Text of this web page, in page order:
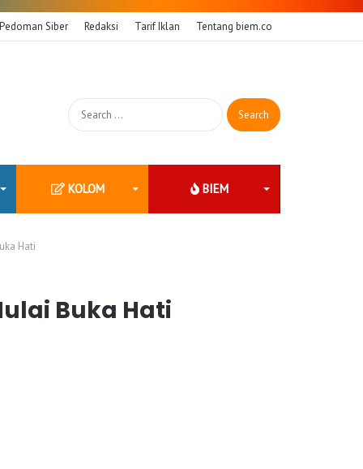
Pedoman Siber Redaksi Tarif Iklan Tentang biem.co
Search
for:
KOLOM BIEM
Hati
Buka Hati